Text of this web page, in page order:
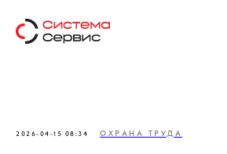
2026-04-15 08:34 ОХРАНА ТРУДА